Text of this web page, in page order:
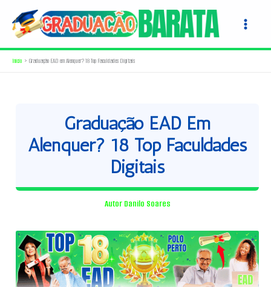
para
conteúdo
Início Graduação EAD em Alenquer? 18 Top Faculdades Digitais
Graduação EAD Em
Alenquer? 18 Top Faculdades
Digitais
Autor Danilo Soares